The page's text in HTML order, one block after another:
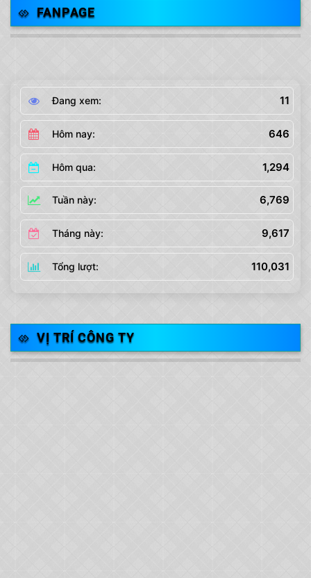
FANPAGE
Đang xem: 11
Hôm nay: 646
Hôm qua: 1,294
Tuần này: 6,769
Tháng này: 9,617
Tổng lượt: 110,031
VỊ TRÍ CÔNG TY